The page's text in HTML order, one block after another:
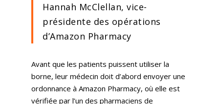
Hannah McClellan, vice-
présidente des opérations
d’Amazon Pharmacy
Avant que les patients puissent utiliser la
borne, leur médecin doit d’abord envoyer une
ordonnance à Amazon Pharmacy, où elle est
vérifiée par l’un des pharmaciens de